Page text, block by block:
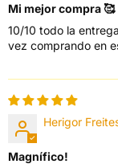
Mi mejor compra 🥰
10/10 todo la
vez comprando en
Herigor
Magnífico!